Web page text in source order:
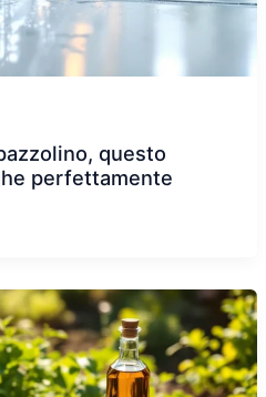
questo
perfettamente